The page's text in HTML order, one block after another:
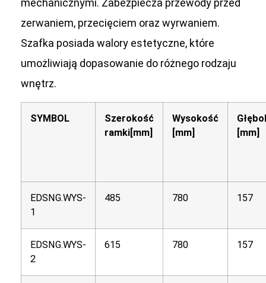
zerwaniem, przecięciem oraz wyrwaniem.
Szafka posiada walory estetyczne, które
umożliwiają dopasowanie do różnego rodzaju
wnętrz.
SYMBOL
Szerokość
ramki[mm]
Wysokość
[mm]
[mm]
EDSNG.WYS-
1
485 780 157
EDSNG.WYS-
2
615 780 157